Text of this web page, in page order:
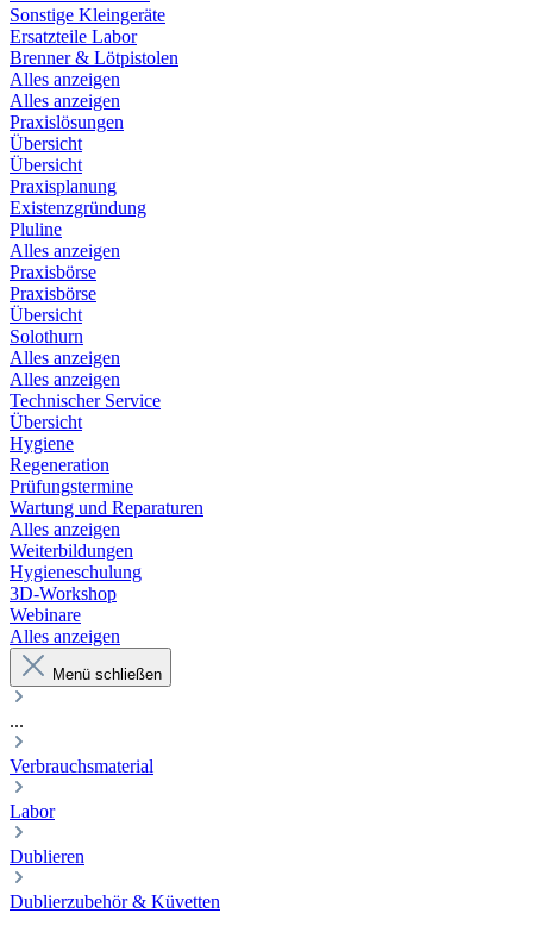
Sonstige Kleingeräte
Ersatzteile Labor
Brenner & Lötpistolen
Alles anzeigen
Alles anzeigen
Praxislösungen
Übersicht
Übersicht
Praxisplanung
Existenzgründung
Pluline
Alles anzeigen
Praxisbörse
Praxisbörse
Übersicht
Solothurn
Alles anzeigen
Alles anzeigen
Technischer Service
Übersicht
Hygiene
Regeneration
Prüfungstermine
Wartung und Reparaturen
Alles anzeigen
Weiterbildungen
Hygieneschulung
3D-Workshop
Webinare
Alles anzeigen
Menü schließen
...
Verbrauchsmaterial
Labor
Dublieren
Dublierzubehör & Küvetten